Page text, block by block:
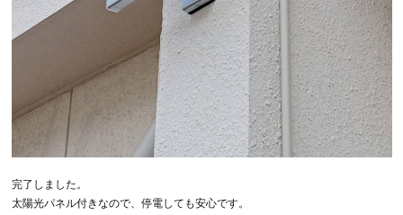
完了しました。
太陽光パネル付きなので、停電しても安心です。